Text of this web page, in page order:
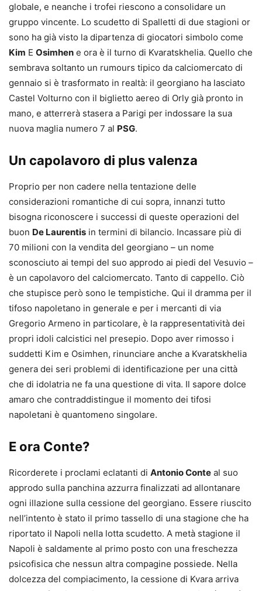
globale, e neanche i trofei riescono a consolidare un
gruppo vincente. Lo scudetto di Spalletti di due stagioni or
sono ha già visto la dipartenza di giocatori simbolo come
Kim E Osimhen e ora è il turno di Kvaratskhelia. Quello che
sembrava soltanto un rumours tipico da calciomercato di
gennaio si è trasformato in realtà: il georgiano ha lasciato
Castel Volturno con il biglietto aereo di Orly già pronto in
mano, e atterrerà stasera a Parigi per indossare la sua
nuova maglia numero 7 al PSG.
Un capolavoro di plus valenza
Proprio per non cadere nella tentazione delle
considerazioni romantiche di cui sopra, innanzi tutto
bisogna riconoscere i successi di queste operazioni del
buon De Laurentis in termini di bilancio. Incassare più di
70 milioni con la vendita del georgiano – un nome
sconosciuto ai tempi del suo approdo ai piedi del Vesuvio –
è un capolavoro del calciomercato. Tanto di cappello. Ciò
che stupisce però sono le tempistiche. Qui il dramma per il
tifoso napoletano in generale e per i mercanti di via
Gregorio Armeno in particolare, è la rappresentatività dei
propri idoli calcistici nel presepio. Dopo aver rimosso i
suddetti Kim e Osimhen, rinunciare anche a Kvaratskhelia
genera dei seri problemi di identificazione per una città
che di idolatria ne fa una questione di vita. Il sapore dolce
amaro che contraddistingue il momento dei tifosi
napoletani è quantomeno singolare.
E ora Conte?
Ricorderete i proclami eclatanti di Antonio Conte al suo
approdo sulla panchina azzurra finalizzati ad allontanare
ogni illazione sulla cessione del georgiano. Essere riuscito
nell’intento è stato il primo tassello di una stagione che ha
riportato il Napoli nella lotta scudetto. A metà stagione il
Napoli è saldamente al primo posto con una freschezza
psicofisica che nessun altra compagine possiede. Nella
dolcezza del compiacimento, la cessione di Kvara arriva